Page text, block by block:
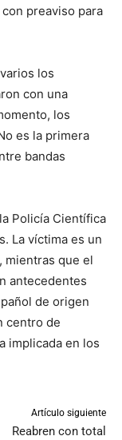
preaviso para
los
con una
los
es la primera
bandas
Policía Científica
La víctima es un
, mientras que el
antecedentes
de origen
centro de
implicada en los
Artículo siguiente
Reabren con total